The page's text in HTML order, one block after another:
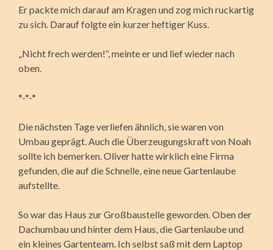
Er packte mich darauf am Kragen und zog mich ruckartig
zu sich. Darauf folgte ein kurzer heftiger Kuss.
„Nicht frech werden!“, meinte er und lief wieder nach
oben.
*-*-*
Die nächsten Tage verliefen ähnlich, sie waren von
Umbau geprägt. Auch die Überzeugungskraft von Noah
sollte ich bemerken. Oliver hatte wirklich eine Firma
gefunden, die auf die Schnelle, eine neue Gartenlaube
aufstellte.
So war das Haus zur Großbaustelle geworden. Oben der
Dachumbau und hinter dem Haus, die Gartenlaube und
ein kleines Gartenteam. Ich selbst saß mit dem Laptop